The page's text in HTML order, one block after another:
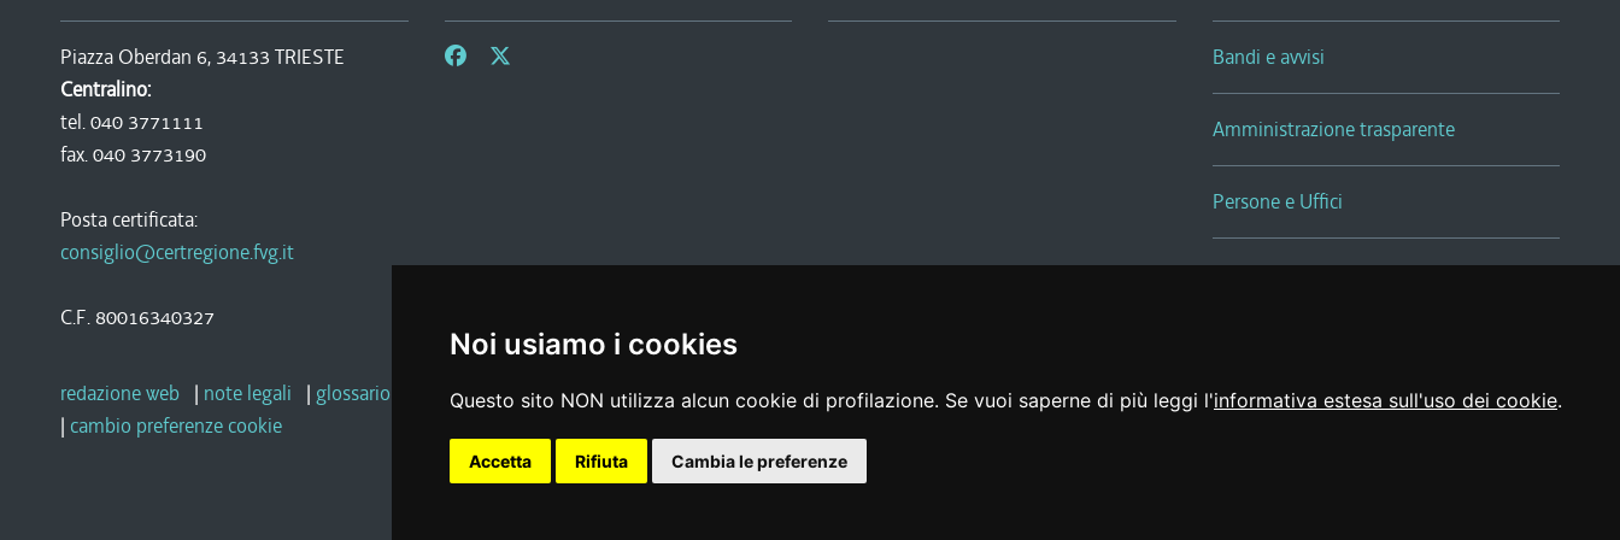
Noi usiamo i cookies
Questo sito NON utilizza alcun cookie di profilazione. Se vuoi saperne di più leggi l'informativa estesa sull'uso dei cookie.
Accetta Rifiuta Cambia le preferenze
Piazza Oberdan 6, 34133 TRIESTE
Centralino:
tel. 040 3771111
fax. 040 3773190
Posta certificata:
consiglio@certregione.fvg.it
C.F. 80016340327
Bandi e avvisi
Amministrazione trasparente
Persone e Uffici
Sala Tiziano Tessitori
redazione web | note legali | glossario privacy |social media policy | dichiarazione di accessibilità | feedback
| cambio preferenze cookie
Realizzato da